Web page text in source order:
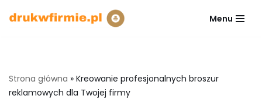
Menu
Strona główna » Kreowanie profesjonalnych broszur
reklamowych dla Twojej firmy